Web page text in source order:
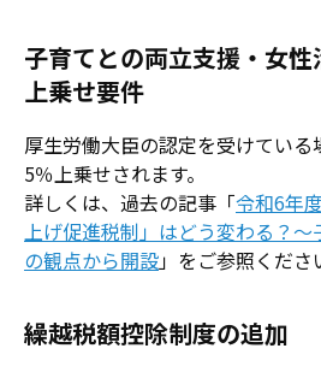
子育てとの両立支援・女
上乗せ要件
厚生労働大臣の認定を受けてい
5％上乗せされます。
詳しくは、過去の記事「令和6年
上げ促進税制」はどう変わる？
の観点から開設」をご参照くださ
繰越税額控除制度の追加